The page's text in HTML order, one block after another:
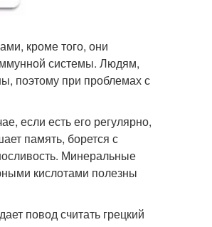
кроме того, они
системы. Людям,
поэтому при проблемах с
если есть его регулярно,
память, борется с
Минеральные
кислотами полезны
повод считать грецкий